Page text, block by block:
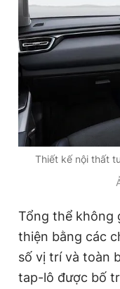
Thiết kế nội thất
Tổng thể không
thiện bằng các
số vị trí và toàn
tap-lô được bố